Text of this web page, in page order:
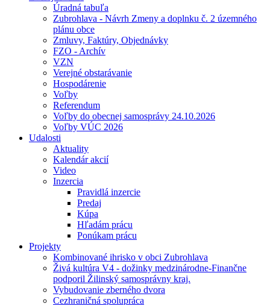
Úradná tabuľa
Zubrohlava - Návrh Zmeny a doplnku č. 2 územného
plánu obce
Zmluvy, Faktúry, Objednávky
FZO - Archív
VZN
Verejné obstarávanie
Hospodárenie
Voľby
Referendum
Voľby do obecnej samosprávy 24.10.2026
Voľby VÚC 2026
Udalosti
Aktuality
Kalendár akcií
Video
Inzercia
Pravidlá inzercie
Predaj
Kúpa
Hľadám prácu
Ponúkam prácu
Projekty
Kombinované ihrisko v obci Zubrohlava
Živá kultúra V4 - dožinky medzinárodne-Finančne
podporil Žilinský samosprávny kraj.
Vybudovanie zberného dvora
Cezhraničná spolupráca